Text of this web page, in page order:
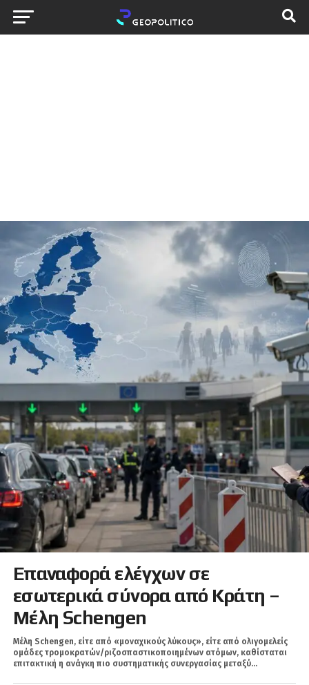
Επαναφορά ελέγχων σε
εσωτερικά σύνορα από Κράτη –
Μέλη Schengen
Μέλη Schengen, είτε από «μοναχικούς λύκους», είτε από ολιγομελείς
ομάδες τρομοκρατών/ριζοσπαστικοποιημένων ατόμων, καθίσταται
επιτακτική η ανάγκη πιο συστηματικής συνεργασίας μεταξύ...